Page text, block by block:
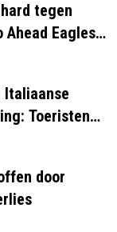
tegen
Ahead Eagles-
Italiaanse
Toeristen
door